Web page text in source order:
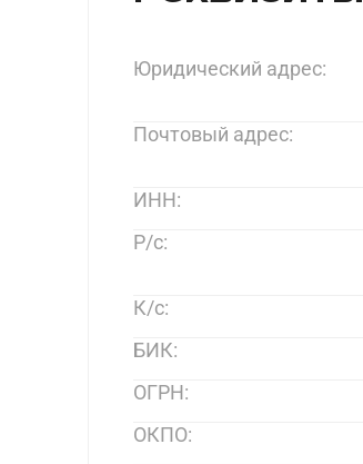
Юридический адрес:
Почтовый адрес:
ИНН:
Р/с:
К/с:
БИК:
ОГРН:
ОКПО: